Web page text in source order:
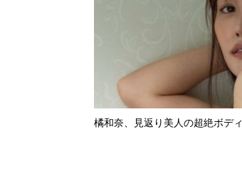
橘和奈、見返り美人の超絶ボディ